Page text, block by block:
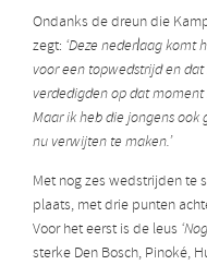
Ondanks de dreun die
zegt: ‘Deze nederlaag komt
voor een topwedstrijd en
verdedigden op dat
Maar ik heb die jongens
nu verwijten te maken.’
Met nog zes wedstrijden te
plaats, met drie punten
Voor het eerst is de leus
sterke Den Bosch, Pinoké,